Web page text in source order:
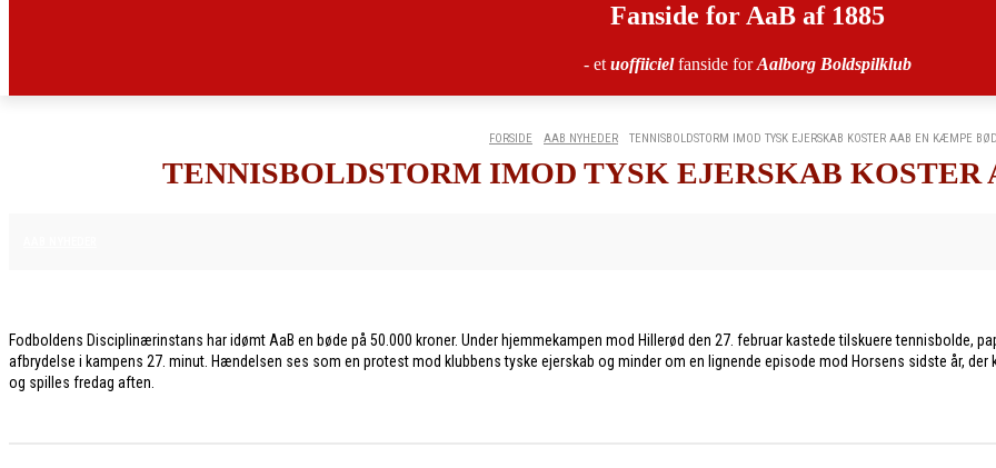
Fanside for AaB af 1885
- et uoffiicielfanside forAalborg Boldspilklub
FORSIDE AAB NYHEDER TENNISBOLDSTORM IMOD TYSK EJERSKAB KOSTER AAB EN KÆMPE
TENNISBOLDSTORM IMOD TYSK EJERSKAB
Fodboldens Disciplinærinstans har idømt AaB en bøde på 50.000 kroner. Under hjemmekampen mod Hillerød den 27. februar kastede tilskuere tennisbolde,
afbrydelse i kampens 27. minut. Hændelsen ses som en protest mod klubbens tyske ejerskab og minder om en lignende episode mod Horsens sidste år,
og spilles fredag aften.